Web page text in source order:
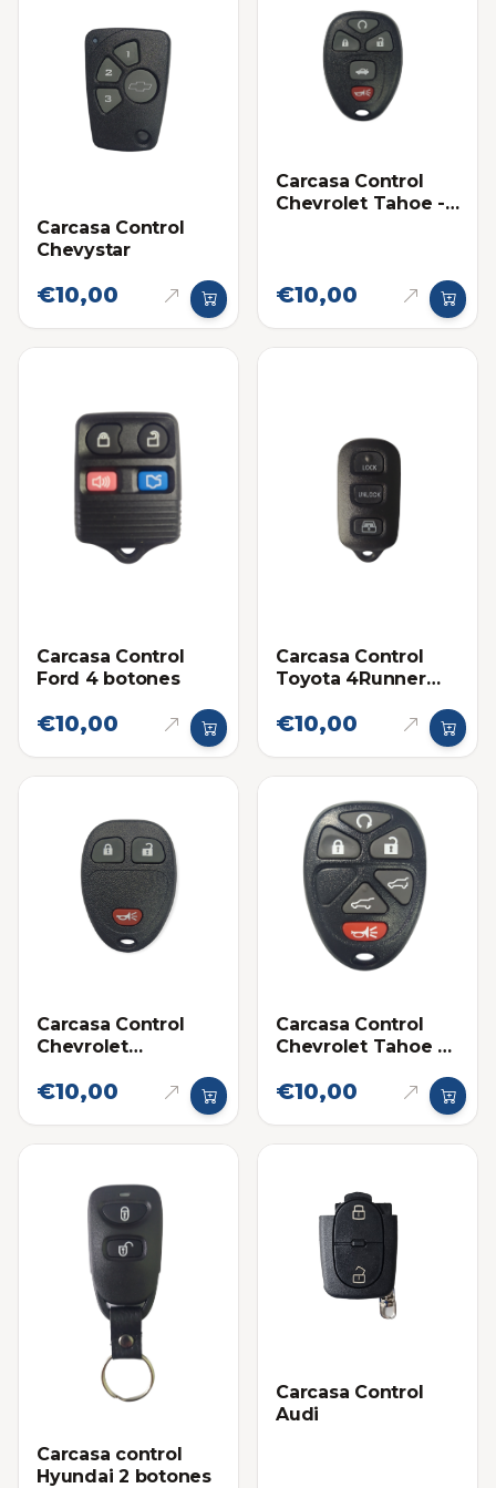
Carcasa Control
Chevystar
€10,00
Carcasa Control
Chevrolet Tahoe -
€10,00
Carcasa Control
Ford 4 botones
€10,00
Carcasa Control
Toyota 4Runner
€10,00
Carcasa Control
Chevrolet
€10,00
Carcasa Control
Chevrolet Tahoe 6
€10,00
Carcasa control
Hyundai 2 botones
Carcasa Control
Audi